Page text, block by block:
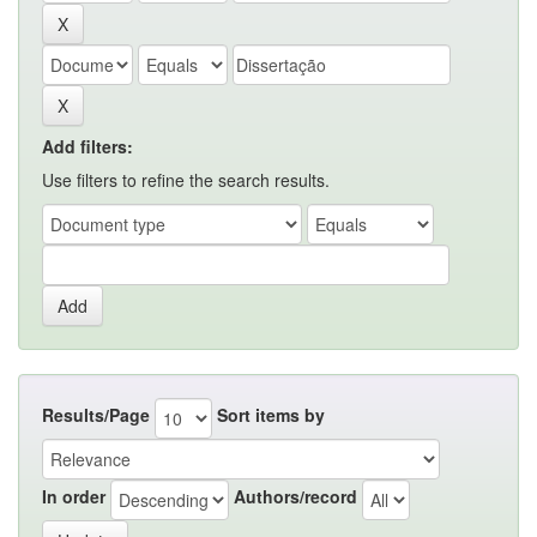
Add filters:
Use filters to refine the search results.
Results/Page Sort items by
In order Authors/record